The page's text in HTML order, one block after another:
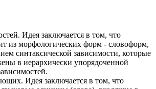
Идея заключается в том, что
из морфологических форм - словоформ,
синтаксической зависимости, которые
в иерархически упорядоченной
Идея заключается в том, что